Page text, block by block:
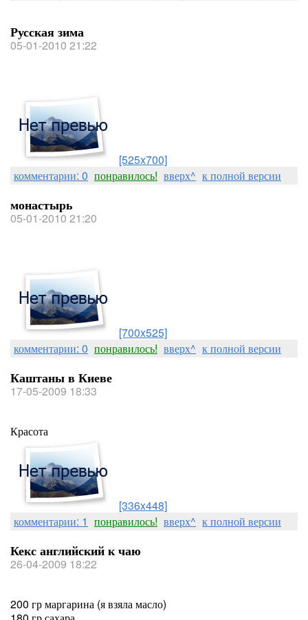
Русская зима
05-01-2010 21:22
[525x700]
комментарии: 0 понравилось! вверх^ к полной версии
монастырь
05-01-2010 21:20
[700x525]
комментарии: 0 понравилось! вверх^ к полной версии
Каштаны в Киеве
17-05-2009 18:33
Красота
[336x448]
комментарии: 1 понравилось! вверх^ к полной версии
Кекс английский к чаю
26-04-2009 18:22
200 гр маргарина (я взяла масло)